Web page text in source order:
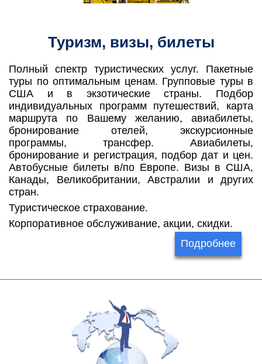
Туризм, визы, билеты
Полный спектр туристических услуг. Пакетные
туры по оптимальным ценам. Групповые туры в
США и в экзотические страны. Подбор
индивидуальных программ путешествий, карта
маршрута по Вашему желанию, авиабилеты,
бронирование отелей, экскурсионные
программы, трансфер. Авиабилеты,
бронирование и регистрация, подбор дат и цен.
Автобусные билеты в/по Европе. Визы в США,
Канады, Великобритании, Австралии и других
стран.
Туристическое страхование.
Корпоративное обслуживание, акции, скидки.
Подробнее